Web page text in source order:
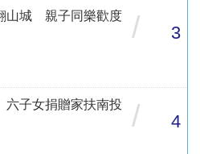
山城 親子同樂歡度
/ 3
子女捐贈家扶南投
/ 4